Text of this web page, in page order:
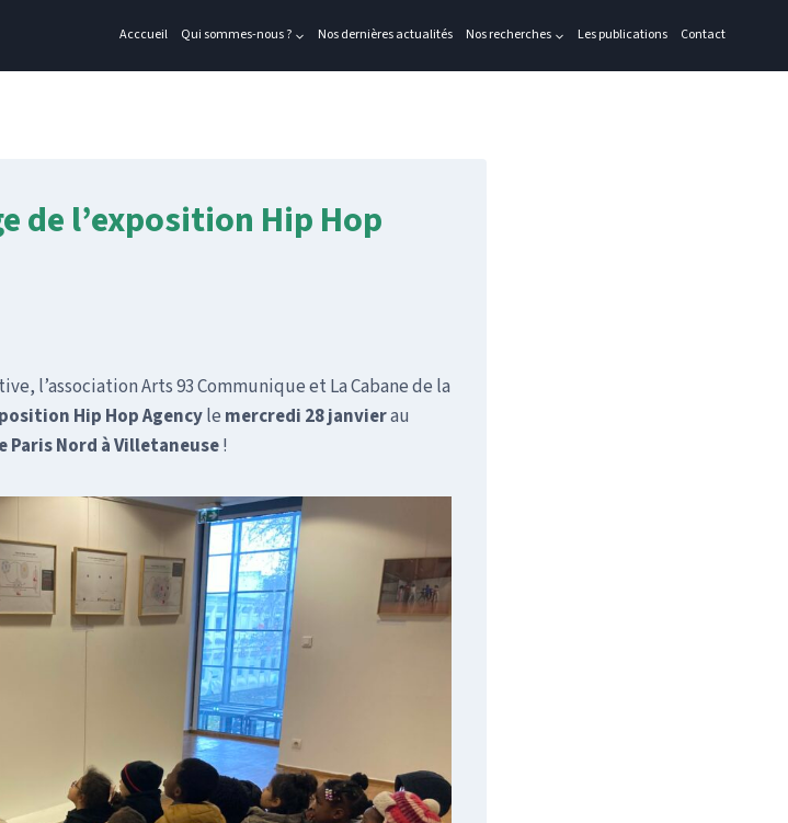
Acccueil Qui sommes-nous ? Nos dernières actualités Nos recherches Les publications Contact
de l’exposition Hip Hop
l’association Arts 93 Communique et La Cabane de la
Hip Hop Agencyle mercredi 28 janvierau
Paris Nord à Villetaneuse!